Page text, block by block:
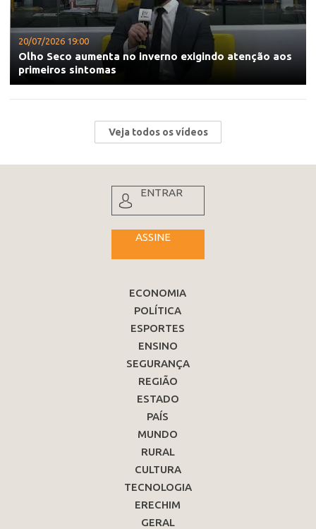
20/07/2026 19:00
Olho Seco aumenta no inverno exigindo atenção aos
primeiros sintomas
Veja todos os vídeos
ENTRAR
ASSINE
ECONOMIA
POLÍTICA
ESPORTES
ENSINO
SEGURANÇA
REGIÃO
ESTADO
PAÍS
MUNDO
RURAL
CULTURA
TECNOLOGIA
ERECHIM
GERAL